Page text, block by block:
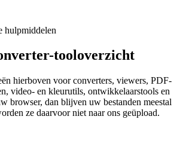
hulpmiddelen
tooloverzicht
hierboven voor converters, viewers, PDF-
video- en kleurutils, ontwikkelaarstools en
browser, dan blijven uw bestanden meestal
ze daarvoor niet naar ons geüpload.